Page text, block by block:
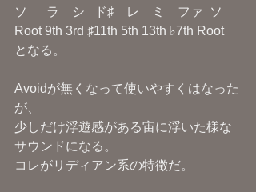
ソ      ラ    シ   ド♯    レ    ミ    ファ  ソ
Root 9th 3rd ♯11th 5th 13th ♭7th Root
となる。
Avoidが無くなって使いやすくはなった
が、
少しだけ浮遊感がある宙に浮いた様な
サウンドになる。
コレがリディアン系の特徴だ。